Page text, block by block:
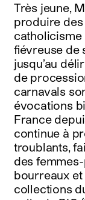
Très jeune,
produire des
catholicisme
fiévreuse de
jusqu’au
de
carnavals
évocations
France
continue à
troublants,
des
bourreaux
collections